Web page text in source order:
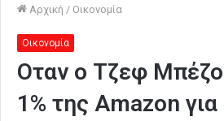
Αρχική / Οικονομία
Οικονομία
Οταν ο Τζεφ
1% της Amazon